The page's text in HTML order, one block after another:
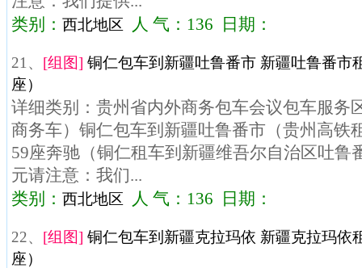
类别： 西北地区 人 气：136 日期：
21、 [组图] 铜仁包车到新疆吐鲁番市 新疆吐鲁番市
座）
详细类别：贵州省内外商务包车会议包车服务
商务车）铜仁包车到新疆吐鲁番市（贵州高铁
59座奔驰（铜仁租车到新疆维吾尔自治区吐鲁
元请注意：我们...
类别： 西北地区 人 气：136 日期：
22、 [组图] 铜仁包车到新疆克拉玛依 新疆克拉玛依
座）